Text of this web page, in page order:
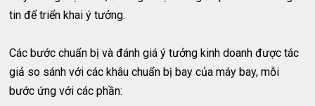
tin để triển khai ý tưởng.
Các bước chuẩn bị và đánh giá ý tưởng kinh doanh được tác
giả so sánh với các khâu chuẩn bị bay của máy bay, mỗi
bước ứng với các phần: